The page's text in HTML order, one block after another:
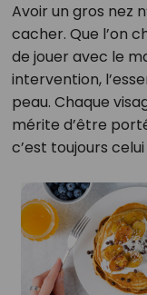
Avoir un gros nez
cacher. Que l’on
de jouer avec le
intervention,
peau. Chaque
mérite d’être
c’est toujours